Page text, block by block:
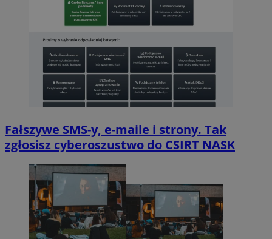
Fałszywe SMS-y, e-maile i strony. Tak
zgłosisz cyberoszustwo do CSIRT NASK